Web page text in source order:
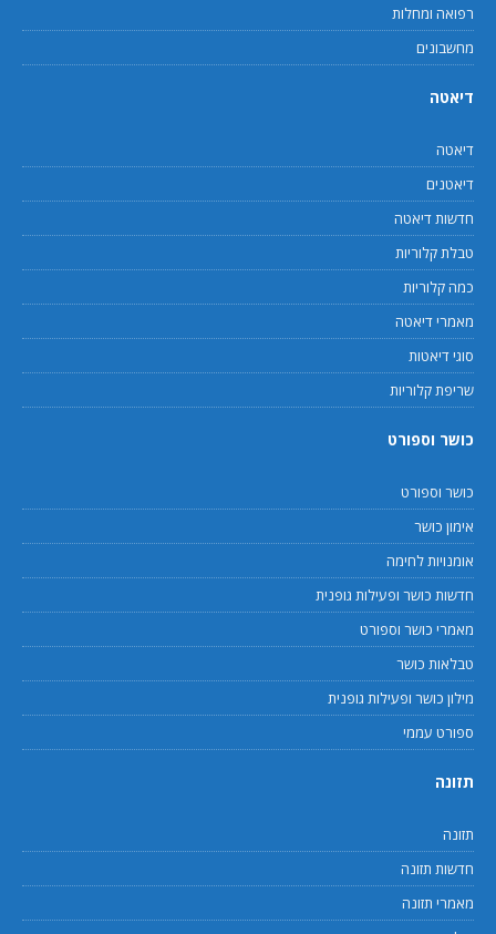
רפואה ומחלות
מחשבונים
דיאטה
דיאטה
דיאטנים
חדשות דיאטה
טבלת קלוריות
כמה קלוריות
מאמרי דיאטה
סוגי דיאטות
שריפת קלוריות
כושר וספורט
כושר וספורט
אימון כושר
אומנויות לחימה
חדשות כושר ופעילות גופנית
מאמרי כושר וספורט
טבלאות כושר
מילון כושר ופעילות גופנית
ספורט עממי
תזונה
תזונה
חדשות תזונה
מאמרי תזונה